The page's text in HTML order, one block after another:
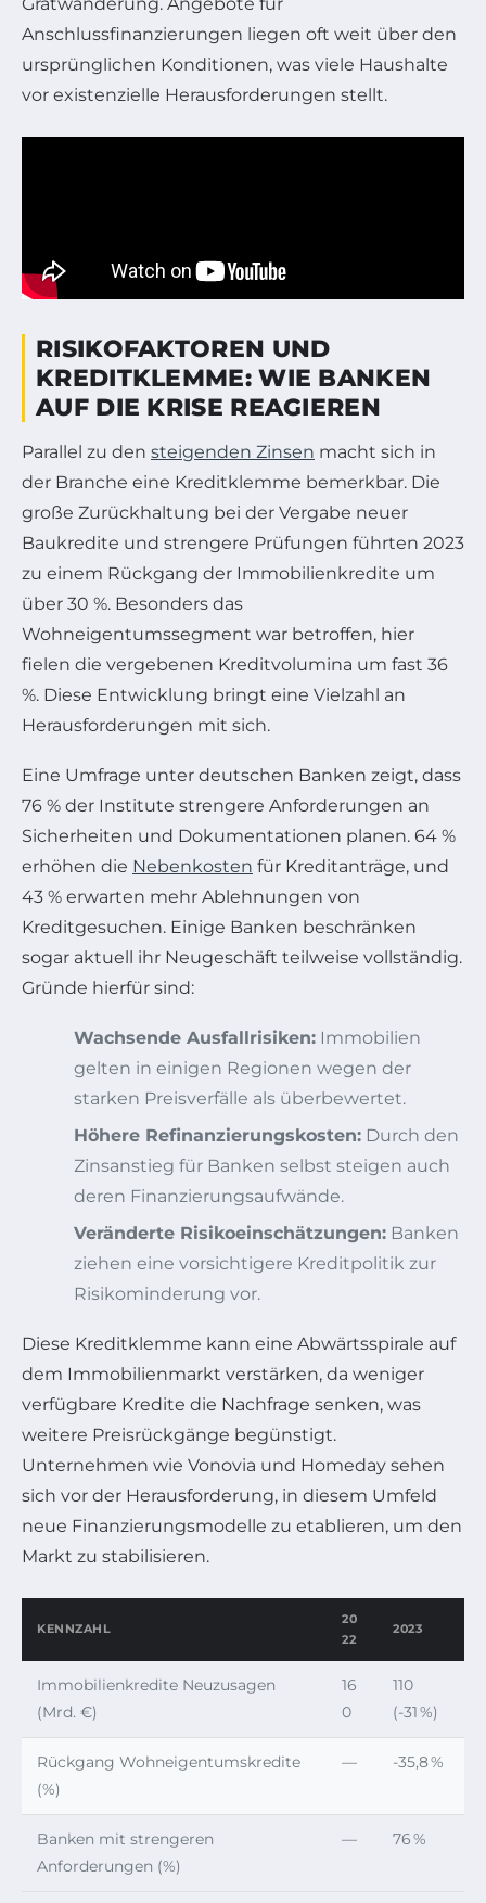
Anschlussfinanzierungen liegen oft weit über den
ursprünglichen Konditionen, was viele Haushalte
vor existenzielle Herausforderungen stellt.
RISIKOFAKTOREN UND
KREDITKLEMME: WIE BANKEN
AUF DIE KRISE REAGIEREN
Parallel zu den steigenden Zinsen macht sich in
der Branche eine Kreditklemme bemerkbar. Die
große Zurückhaltung bei der Vergabe neuer
Baukredite und strengere Prüfungen führten 2023
zu einem Rückgang der Immobilienkredite um
über 30 %. Besonders das
Wohneigentumssegment war betroffen, hier
fielen die vergebenen Kreditvolumina um fast 36
%. Diese Entwicklung bringt eine Vielzahl an
Herausforderungen mit sich.
Eine Umfrage unter deutschen Banken zeigt, dass
76 % der Institute strengere Anforderungen an
Sicherheiten und Dokumentationen planen. 64 %
erhöhen die Nebenkosten für Kreditanträge, und
43 % erwarten mehr Ablehnungen von
Kreditgesuchen. Einige Banken beschränken
sogar aktuell ihr Neugeschäft teilweise vollständig.
Gründe hierfür sind:
Wachsende Ausfallrisiken: Immobilien
gelten in einigen Regionen wegen der
starken Preisverfälle als überbewertet.
Höhere Refinanzierungskosten: Durch den
Zinsanstieg für Banken selbst steigen auch
deren Finanzierungsaufwände.
Veränderte Risikoeinschätzungen: Banken
ziehen eine vorsichtigere Kreditpolitik zur
Risikominderung vor.
Diese Kreditklemme kann eine Abwärtsspirale auf
dem Immobilienmarkt verstärken, da weniger
verfügbare Kredite die Nachfrage senken, was
weitere Preisrückgänge begünstigt.
Unternehmen wie Vonovia und Homeday sehen
sich vor der Herausforderung, in diesem Umfeld
neue Finanzierungsmodelle zu etablieren, um den
Markt zu stabilisieren.
KENNZAHL
20
22
2023
Immobilienkredite Neuzusagen
(Mrd. €)
16
0
110
(-31 %)
Rückgang Wohneigentumskredite
(%)
— -35,8 %
Banken mit strengeren
Anforderungen (%)
— 76 %